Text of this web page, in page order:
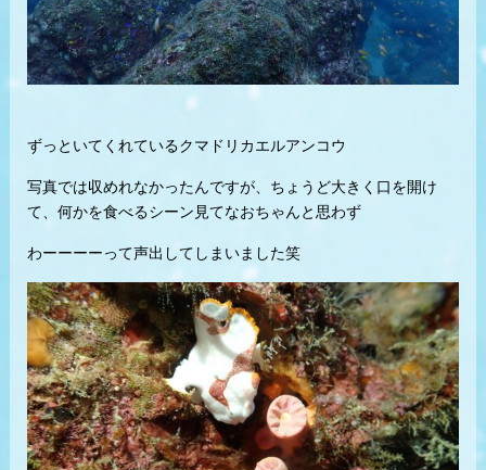
ずっといてくれているクマドリカエルアンコウ
写真では収めれなかったんですが、ちょうど大きく口を開け
て、何かを食べるシーン見てなおちゃんと思わず
わーーーーって声出してしまいました笑